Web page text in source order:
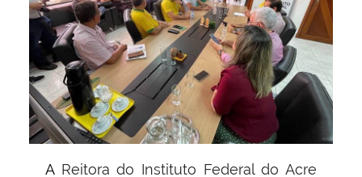
A Reitora do Instituto Federal do Acre